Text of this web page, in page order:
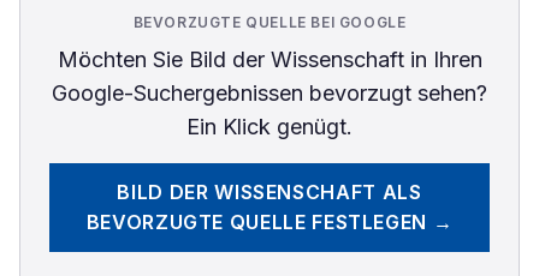
BEVORZUGTE QUELLE BEI GOOGLE
Möchten Sie Bild der Wissenschaftin Ihren
Google-Suchergebnissen bevorzugt sehen?
Ein Klick genügt.
BILD DER WISSENSCHAFT ALS
BEVORZUGTE QUELLE FESTLEGEN →